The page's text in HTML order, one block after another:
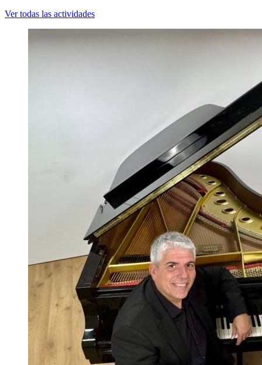
Ver todas las actividades